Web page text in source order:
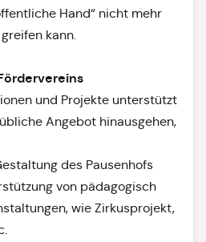
Hand“ nicht mehr
kann.
und Projekte unterstützt
Angebot hinausgehen,
des Pausenhofs
von pädagogisch
wie Zirkusprojekt,